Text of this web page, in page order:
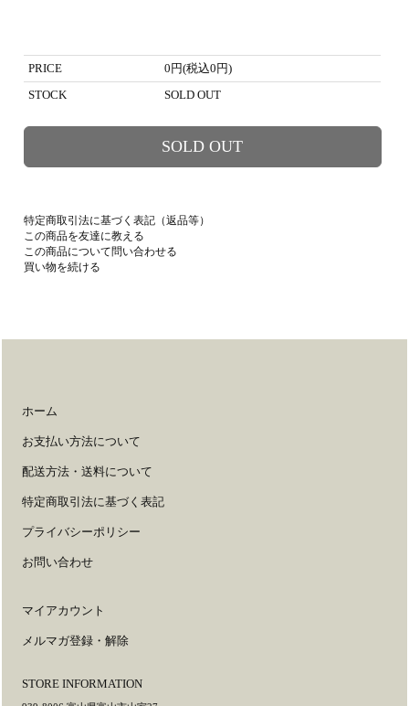
PRICE
0円(税込0円)
STOCK
SOLD OUT
SOLD OUT
特定商取引法に基づく表記（返品等）
この商品を友達に教える
この商品について問い合わせる
買い物を続ける
ホーム
お支払い方法について
配送方法・送料について
特定商取引法に基づく表記
プライバシーポリシー
お問い合わせ
マイアカウント
メルマガ登録・解除
STORE INFORMATION